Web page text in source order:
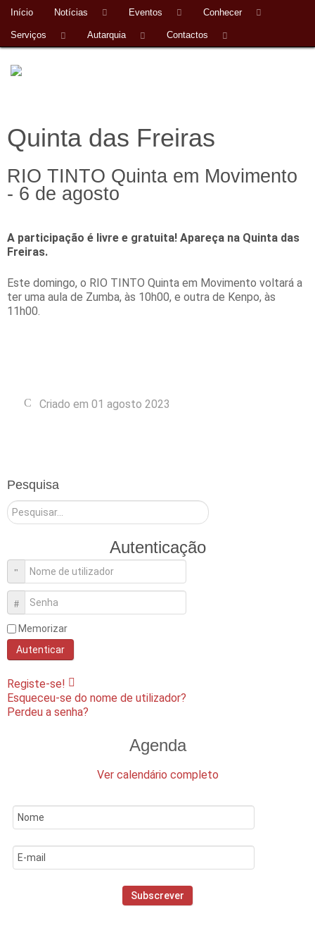
Início Notícias Eventos Conhecer
Serviços Autarquia Contactos
Pesquisa
Pesquisar
Autenticação
Nome de utilizador
Senha
Memorizar
Autenticar
Registe-se!
Esqueceu-se do nome de utilizador?
Perdeu a senha?
Agenda
Ver calendário completo
Quinta das Freiras
RIO TINTO Quinta em Movimento
- 6 de agosto
A participação é livre e gratuita! Apareça na Quinta das
Freiras.
Este domingo, o RIO TINTO Quinta em Movimento voltará a
ter uma aula de Zumba, às 10h00, e outra de Kenpo, às
11h00.
Criado em 01 agosto 2023